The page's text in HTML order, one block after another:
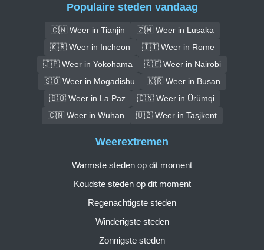
Populaire steden vandaag
🇨🇳 Weer in Tianjin
🇿🇲 Weer in Lusaka
🇰🇷 Weer in Incheon
🇮🇹 Weer in Rome
🇯🇵 Weer in Yokohama
🇰🇪 Weer in Nairobi
🇸🇴 Weer in Mogadishu
🇰🇷 Weer in Busan
🇧🇴 Weer in La Paz
🇨🇳 Weer in Ürümqi
🇨🇳 Weer in Wuhan
🇺🇿 Weer in Tasjkent
Weerextremen
Warmste steden op dit moment
Koudste steden op dit moment
Regenachtigste steden
Winderigste steden
Zonnigste steden